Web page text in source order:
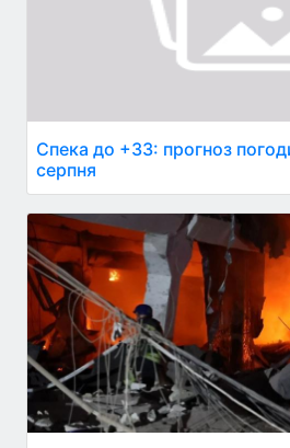
Спека до +33: прогноз
серпня